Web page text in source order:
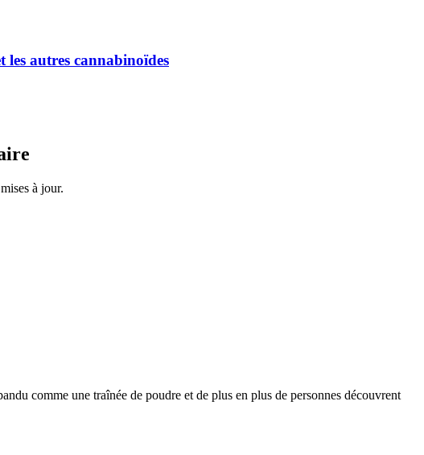
les autres cannabinoïdes
à jour.
comme une traînée de poudre et de plus en plus de personnes découvrent